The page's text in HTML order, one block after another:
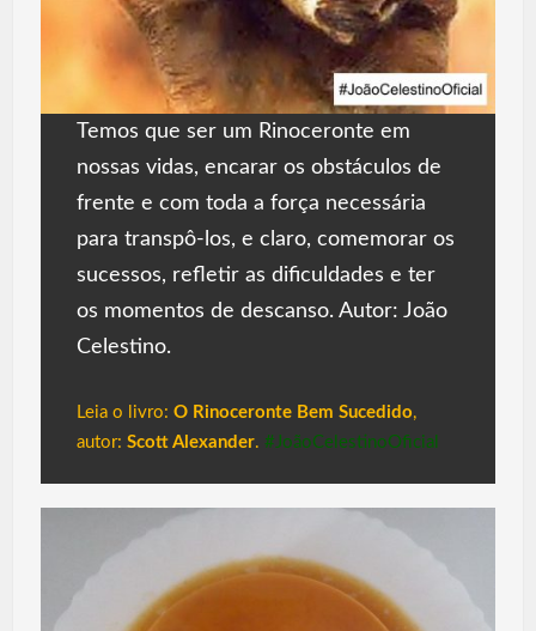
Temos que ser um Rinoceronte em
nossas vidas, encarar os obstáculos de
frente e com toda a força necessária
para transpô-los, e claro, comemorar os
sucessos, refletir as dificuldades e ter
os momentos de descanso. Autor: João
Celestino.
Leia o livro:O Rinoceronte Bem Sucedido,
autor:Scott Alexander.#JoãoCelestinoOficial